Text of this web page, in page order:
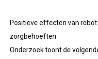
Positieve effecten van
zorgbehoeften
Onderzoek toont de